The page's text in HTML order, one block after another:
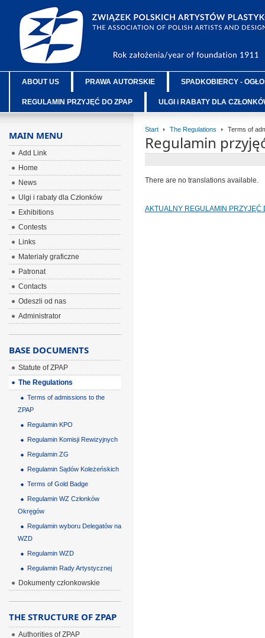
ABOUT US PRAWA AUTORSKIE SPADKOBIERCY -
REGULAMIN PRZYJĘĆ DO ZPAP ULGI i RABATY DLA
Start The Regulations Terms of
Regulamin
There are no translations available.
AKTUALNY REGULAMIN
MAIN MENU
Add Link
Home
News
Ulgi i rabaty dla Członków
Exhibitions
Contests
Links
Materiały graficzne
Patronat
Contacts
Odeszli od nas
Administrator
BASE DOCUMENTS
Statute of ZPAP
The Regulations
Terms of admissions to the
ZPAP
Regulamin KPO
Regulamin Komisji Rewizyjnych
Regulamin ZG
Regulamin Sądów Koleżeńskich
Terms of Gold Badge
Regulamin WZ Członków
Okręgów
Regulamin wyboru Delegatów na
WZD
Regulamin WZD
Regulamin Rady Artystycznej
Dokumenty członkowskie
THE STRUCTURE OF ZPAP
Authorities of ZPAP